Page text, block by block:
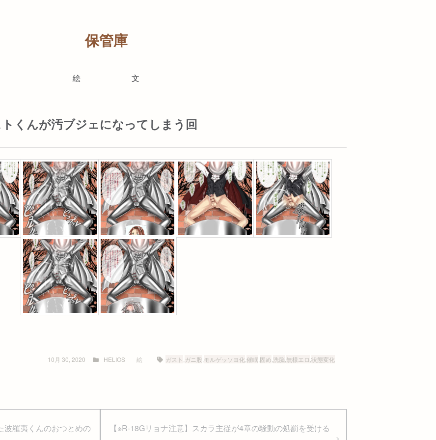
保管庫
絵 文
トくんが汚ブジェになってしまう回
10月 30, 2020 HELIOS 絵 ガスト ガニ股 モルゲッソヨ化催眠 固め 洗脳 無様エロ 状態変化
波羅夷くんのおつとめの 【※R-18Gリョナ注意】スカラ主従が4章の騒動の処罰を受ける